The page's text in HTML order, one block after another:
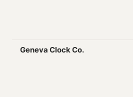
Geneva Clock Co.